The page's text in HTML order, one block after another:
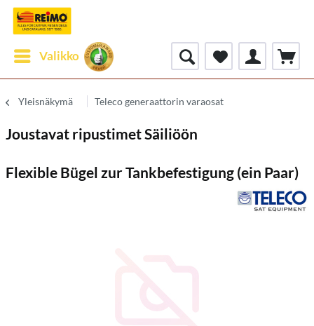
Valikko
Yleisnäkymä Teleco generaattorin varaosat
Joustavat ripustimet Säiliöön
Flexible Bügel zur Tankbefestigung (ein Paar)